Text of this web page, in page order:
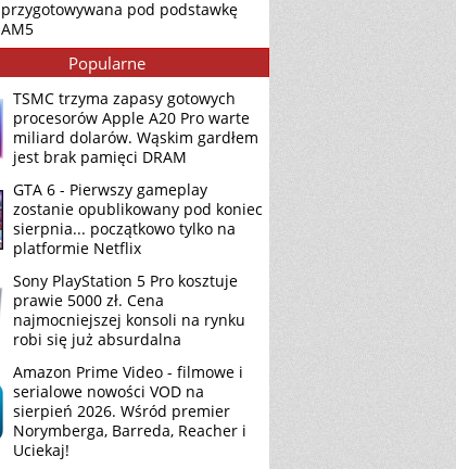
przygotowywana pod podstawkę
AM5
Popularne
TSMC trzyma zapasy gotowych
procesorów Apple A20 Pro warte
miliard dolarów. Wąskim gardłem
jest brak pamięci DRAM
GTA 6 - Pierwszy gameplay
zostanie opublikowany pod koniec
sierpnia... początkowo tylko na
platformie Netflix
Sony PlayStation 5 Pro kosztuje
prawie 5000 zł. Cena
najmocniejszej konsoli na rynku
robi się już absurdalna
Amazon Prime Video - filmowe i
serialowe nowości VOD na
sierpień 2026. Wśród premier
Norymberga, Barreda, Reacher i
Uciekaj!